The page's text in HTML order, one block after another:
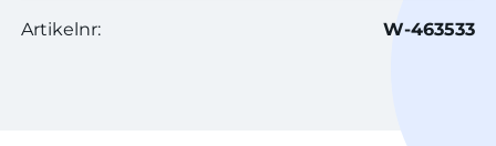
Artikelnr: W-463533